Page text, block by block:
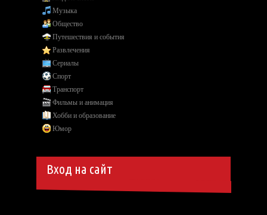
Музыка
Общество
Путешествия и события
Развлечения
Сериалы
Спорт
Транспорт
Фильмы и анимация
Хобби и образование
Юмор
Вход на сайт